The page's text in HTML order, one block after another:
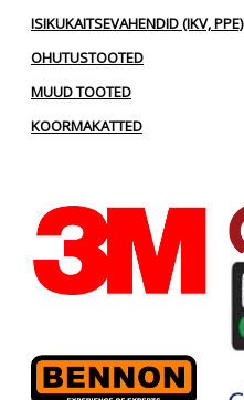
ISIKUKAITSEVAHENDID (IKV, PPE)
OHUTUSTOOTED
MUUD TOOTED
KOORMAKATTED